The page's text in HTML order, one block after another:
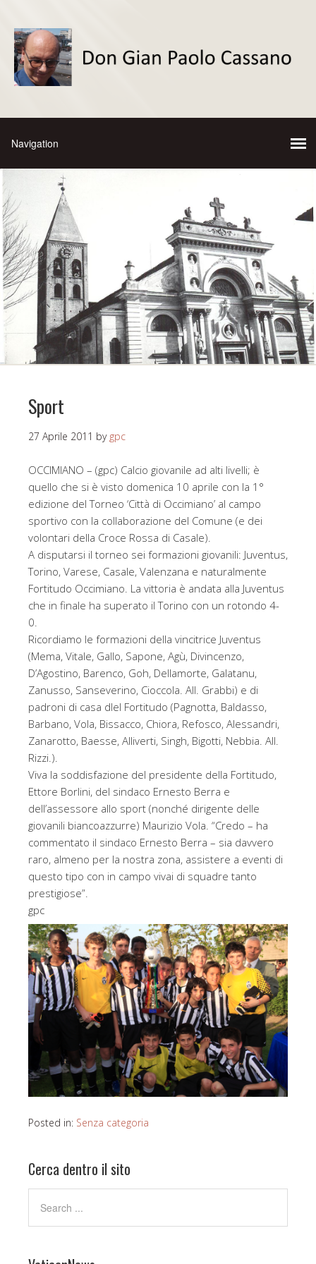
Sport
27 Aprile 2011 by gpc
OCCIMIANO – (gpc) Calcio giovanile ad alti livelli; è
quello che si è visto domenica 10 aprile con la 1°
edizione del Torneo ‘Città di Occimiano’ al campo
sportivo con la collaborazione del Comune (e dei
volontari della Croce Rossa di Casale).
A disputarsi il torneo sei formazioni giovanili: Juventus,
Torino, Varese, Casale, Valenzana e naturalmente
Fortitudo Occimiano. La vittoria è andata alla Juventus
che in finale ha superato il Torino con un rotondo 4-
0.
Ricordiamo le formazioni della vincitrice Juventus
(Mema, Vitale, Gallo, Sapone, Agù, Divincenzo,
D’Agostino, Barenco, Goh, Dellamorte, Galatanu,
Zanusso, Sanseverino, Cioccola. All. Grabbi) e di
padroni di casa dlel Fortitudo (Pagnotta, Baldasso,
Barbano, Vola, Bissacco, Chiora, Refosco, Alessandri,
Zanarotto, Baesse, Alliverti, Singh, Bigotti, Nebbia. All.
Rizzi.).
Viva la soddisfazione del presidente della Fortitudo,
Ettore Borlini, del sindaco Ernesto Berra e
dell’assessore allo sport (nonché dirigente delle
giovanili biancoazzurre) Maurizio Vola. “Credo – ha
commentato il sindaco Ernesto Berra – sia davvero
raro, almeno per la nostra zona, assistere a eventi di
questo tipo con in campo vivai di squadre tanto
prestigiose”.
gpc
Posted in: Senza categoria
Cerca dentro il sito